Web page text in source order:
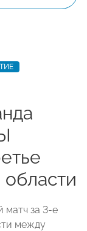
матч за 3-е
между